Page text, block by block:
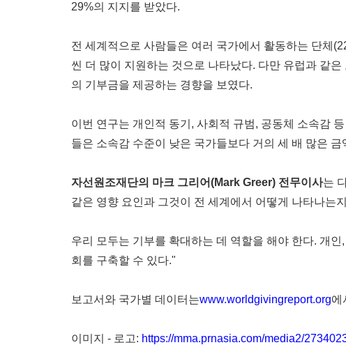
29%의 지지를 받았다.
전 세계적으로 사람들은 여러 국가에서 활동하는 단체
씬 더 많이 지원하는 것으로 나타났다. 다만 유럽과 같
의 기부금을 제공하는 경향을 보였다.
이번 연구는 개인적 동기, 사회적 규범, 공동체 소속감
들은 소속감 수준이 낮은 국가들보다 거의 세 배 많은
자선원조재단의 마크 그리어(Mark Greer) 전무이사는
같은 영향 요인과 그것이 전 세계에서 어떻게 나타나는
우리 모두는 기부를 확대하는 데 역할을 해야 한다. 개
회를 구축할 수 있다."
보고서와 국가별 데이터는www.worldgivingreport.org에
이미지 - 로고: https://mma.prnasia.com/media2/